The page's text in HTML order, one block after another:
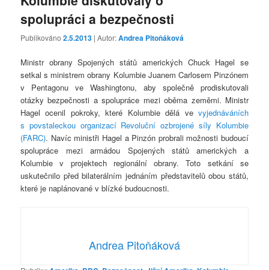
spolupráci a bezpečnosti
Publikováno2.5.2013 | Autor:Andrea Pitoňáková
Ministr obrany Spojených států amerických Chuck Hagel se
setkal s ministrem obrany Kolumbie Juanem Carlosem Pinzónem
v Pentagonu ve Washingtonu, aby společně prodiskutovali
otázky bezpečnosti a spolupráce mezi oběma zeměmi. Ministr
Hagel ocenil pokroky, které Kolumbie dělá ve vyjednáváních
s povstaleckou organizací Revoluční ozbrojené síly Kolumbie
(FARC). Navíc ministři Hagel a Pinzón probrali možnosti budoucí
spolupráce mezi armádou Spojených států amerických a
Kolumbie v projektech regionální obrany. Toto setkání se
uskutečnilo před bilaterálním jednáním představitelů obou států,
které je naplánované v blízké budoucnosti.
Andrea Pitoňáková